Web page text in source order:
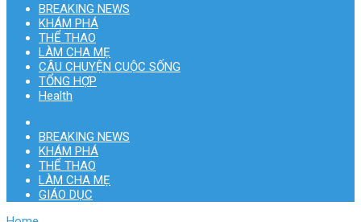
BREAKING NEWS
KHÁM PHÁ
THỂ THAO
LÀM CHA MẸ
CÂU CHUYỆN CUỘC SỐNG
TỔNG HỢP
Health
BREAKING NEWS
KHÁM PHÁ
THỂ THAO
LÀM CHA MẸ
GIÁO DỤC